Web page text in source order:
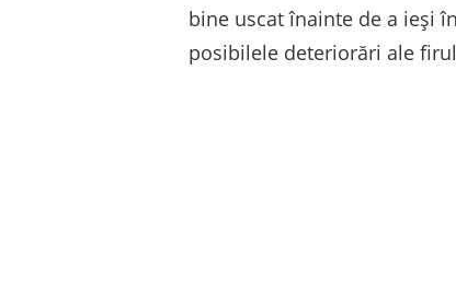
bine uscat înainte de a ieși
posibilele deteriorări ale